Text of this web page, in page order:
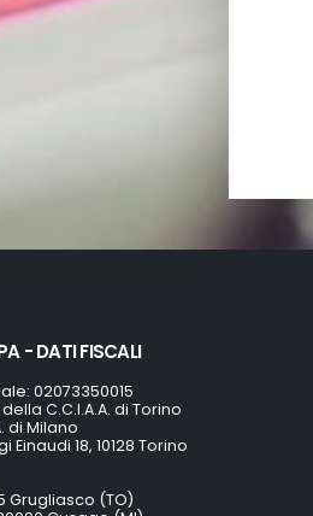
- DATI FISCALI
02073350015
C.C.I.A.A. di Torino
di Milano
18, 10128 Torino
Grugliasco (TO)